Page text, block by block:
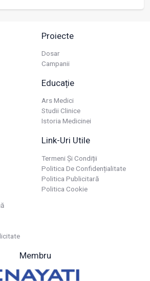
Proiecte
Dosar
Campanii
Educație
Ars Medici
Studii Clinice
Istoria Medicinei
Link-Uri Utile
Termeni Și Condiții
Politica De Confidențialitate
Politica Publicitară
Politica Cookie
Membru